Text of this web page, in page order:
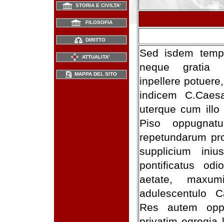
STORIA E CIVILTA'
FILOSOFIA
DIRITTO
ATTUALITA'
MAPPA DEL SITO
Sed isdem
neque gratia
inpellere
indicem
uterque cum illo
Piso
repetundarum
supplicium
pontificatus
aetate,
adulescentulo
Res autem